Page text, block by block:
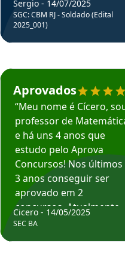
em depoimento
Sergio - 14/07/2025
SGC: CBM RJ - Soldado (Edital
2025_001)
Estudante Cicero recomenda
Aprovados
“Meu nome é Cícero,
professor de
e há uns 4 anos que
estudo pelo Aprova
Concursos! Nos últimos
3 anos conseguir ser
aprovado em 2
concursos. Atualmente,
estou atuando como
Cicero - 14/05/2025
SEC BA